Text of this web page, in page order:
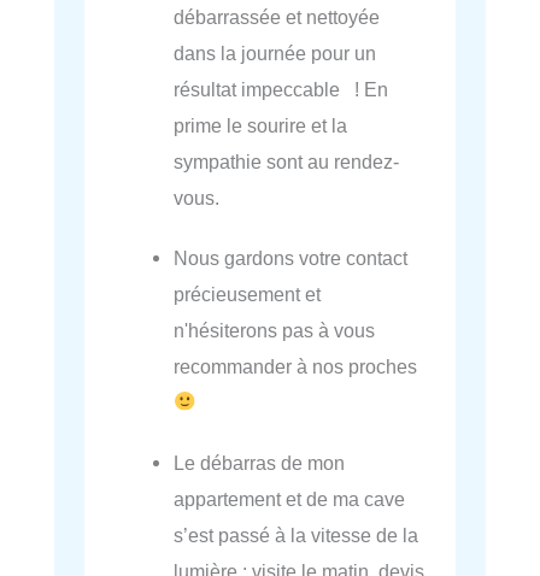
débarrassée et nettoyée
dans la journée pour un
résultat impeccable ! En
prime le sourire et la
sympathie sont au rendez-
vous.
Nous gardons votre contact
précieusement et
n'hésiterons pas à vous
recommander à nos proches
Le débarras de mon
appartement et de ma cave
s’est passé à la vitesse de la
lumière : visite le matin, devis